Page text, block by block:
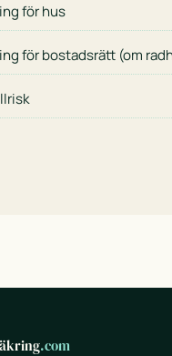
för hus
för bostadsrätt (om
.com